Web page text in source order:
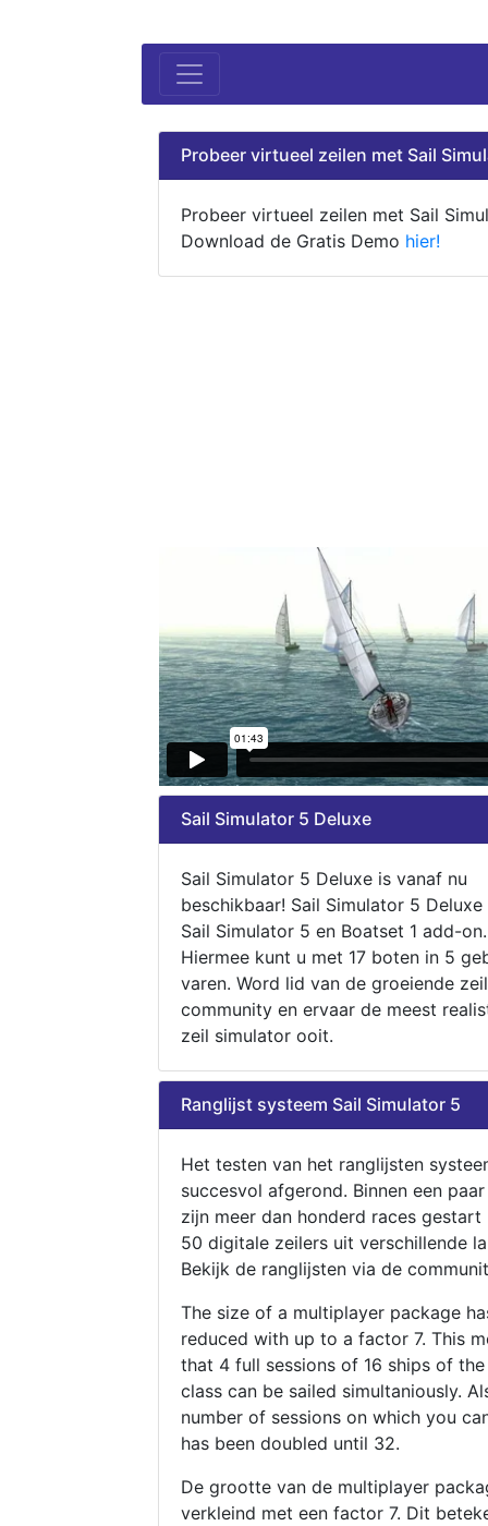
Probeer virtueel zeilen met Sail
Probeer virtueel zeilen met Sail
Download de Gratis Demo hier!
Sail Simulator 5 Deluxe
Sail Simulator 5 Deluxe is vanaf nu
beschikbaar! Sail Simulator 5
Sail Simulator 5 en Boatset 1 add-on.
Hiermee kunt u met 17 boten in 5
varen. Word lid van de groeiende zeil
community en ervaar de meest
zeil simulator ooit.
Ranglijst systeem Sail Simulator 5
Het testen van het ranglijsten
succesvol afgerond. Binnen een
zijn meer dan honderd races gestart
50 digitale zeilers uit verschillende
Bekijk de ranglijsten via de
The size of a multiplayer package
reduced with up to a factor 7. This
that 4 full sessions of 16 ships of
class can be sailed simultaniously.
number of sessions on which you
has been doubled until 32.
De grootte van de multiplayer
verkleind met een factor 7. Dit